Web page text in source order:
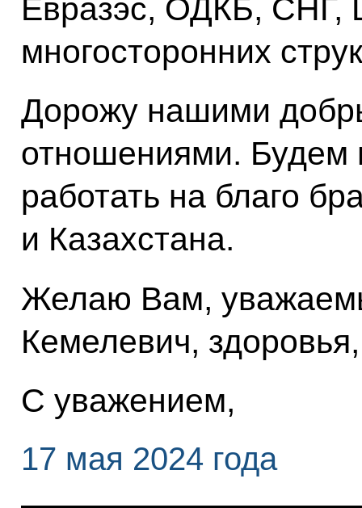
Евразэс, ОДКБ, СНГ,
многосторонних
Дорожу нашими
отношениями. Будем
работать на благо
и Казахстана.
Желаю Вам,
Кемелевич,
С уважением,
17 мая 2024 года